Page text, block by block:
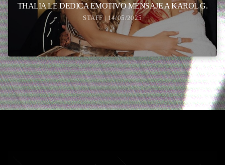
THALIA LE DEDICA EMOTIVO MENSAJE A KAROL G.
STAFF | 14/05/2025